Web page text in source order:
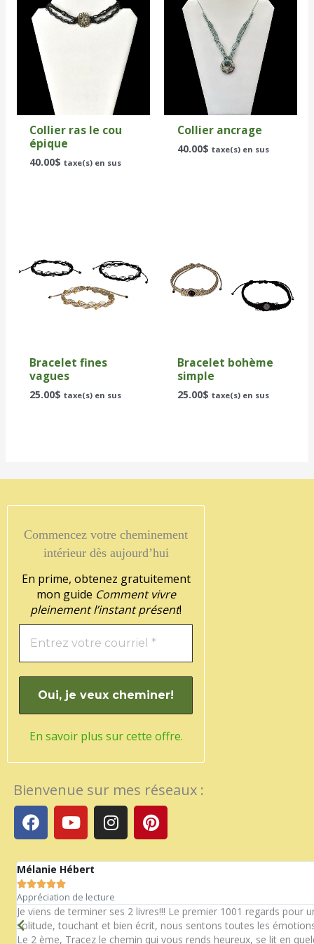
Collier ras le cou
épique
40.00$ taxe(s) en sus
Collier ancrage
40.00$ taxe(s) en sus
Bracelet fines
vagues
25.00$ taxe(s) en sus
Bracelet bohème
simple
25.00$ taxe(s) en sus
Commencez votre cheminement
intérieur dès aujourd’hui
En prime, obtenez gratuitement
mon guide Comment vivre
pleinement l’instant présent!
En savoir plus sur cette offre.
Bienvenue sur mes réseaux :
F
a
c
e
b
o
o
k
Y
o
u
t
u
b
e
I
n
s
t
g
r
a
P
i
n
t
e
s
Mélanie Hébert

Appréciation de lecture
Je viens de terminer ses 2 livres!!! Le premier 1001 regards pour
solitude, touchant et bien écrit, nous sentons toutes les
Le 2 ème, Tracez le chemin qui vous rends heureux, se lit en